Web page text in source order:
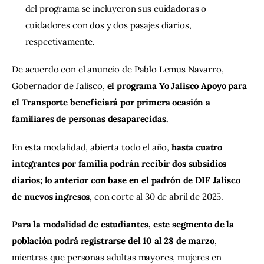
del programa se incluyeron sus cuidadoras o
cuidadores con dos y dos pasajes diarios,
respectivamente.
De acuerdo con el anuncio de Pablo Lemus Navarro,
Gobernador de Jalisco, el programa Yo Jalisco Apoyo para
el Transporte beneficiará por primera ocasión a
familiares de personas desaparecidas.
En esta modalidad, abierta todo el año, hasta cuatro
integrantes por familia podrán recibir dos subsidios
diarios; lo anterior con base en el padrón de DIF Jalisco
de nuevos ingresos, con corte al 30 de abril de 2025.
Para la modalidad de estudiantes, este segmento de la
población podrá registrarse del 10 al 28 de marzo,
mientras que personas adultas mayores, mujeres en